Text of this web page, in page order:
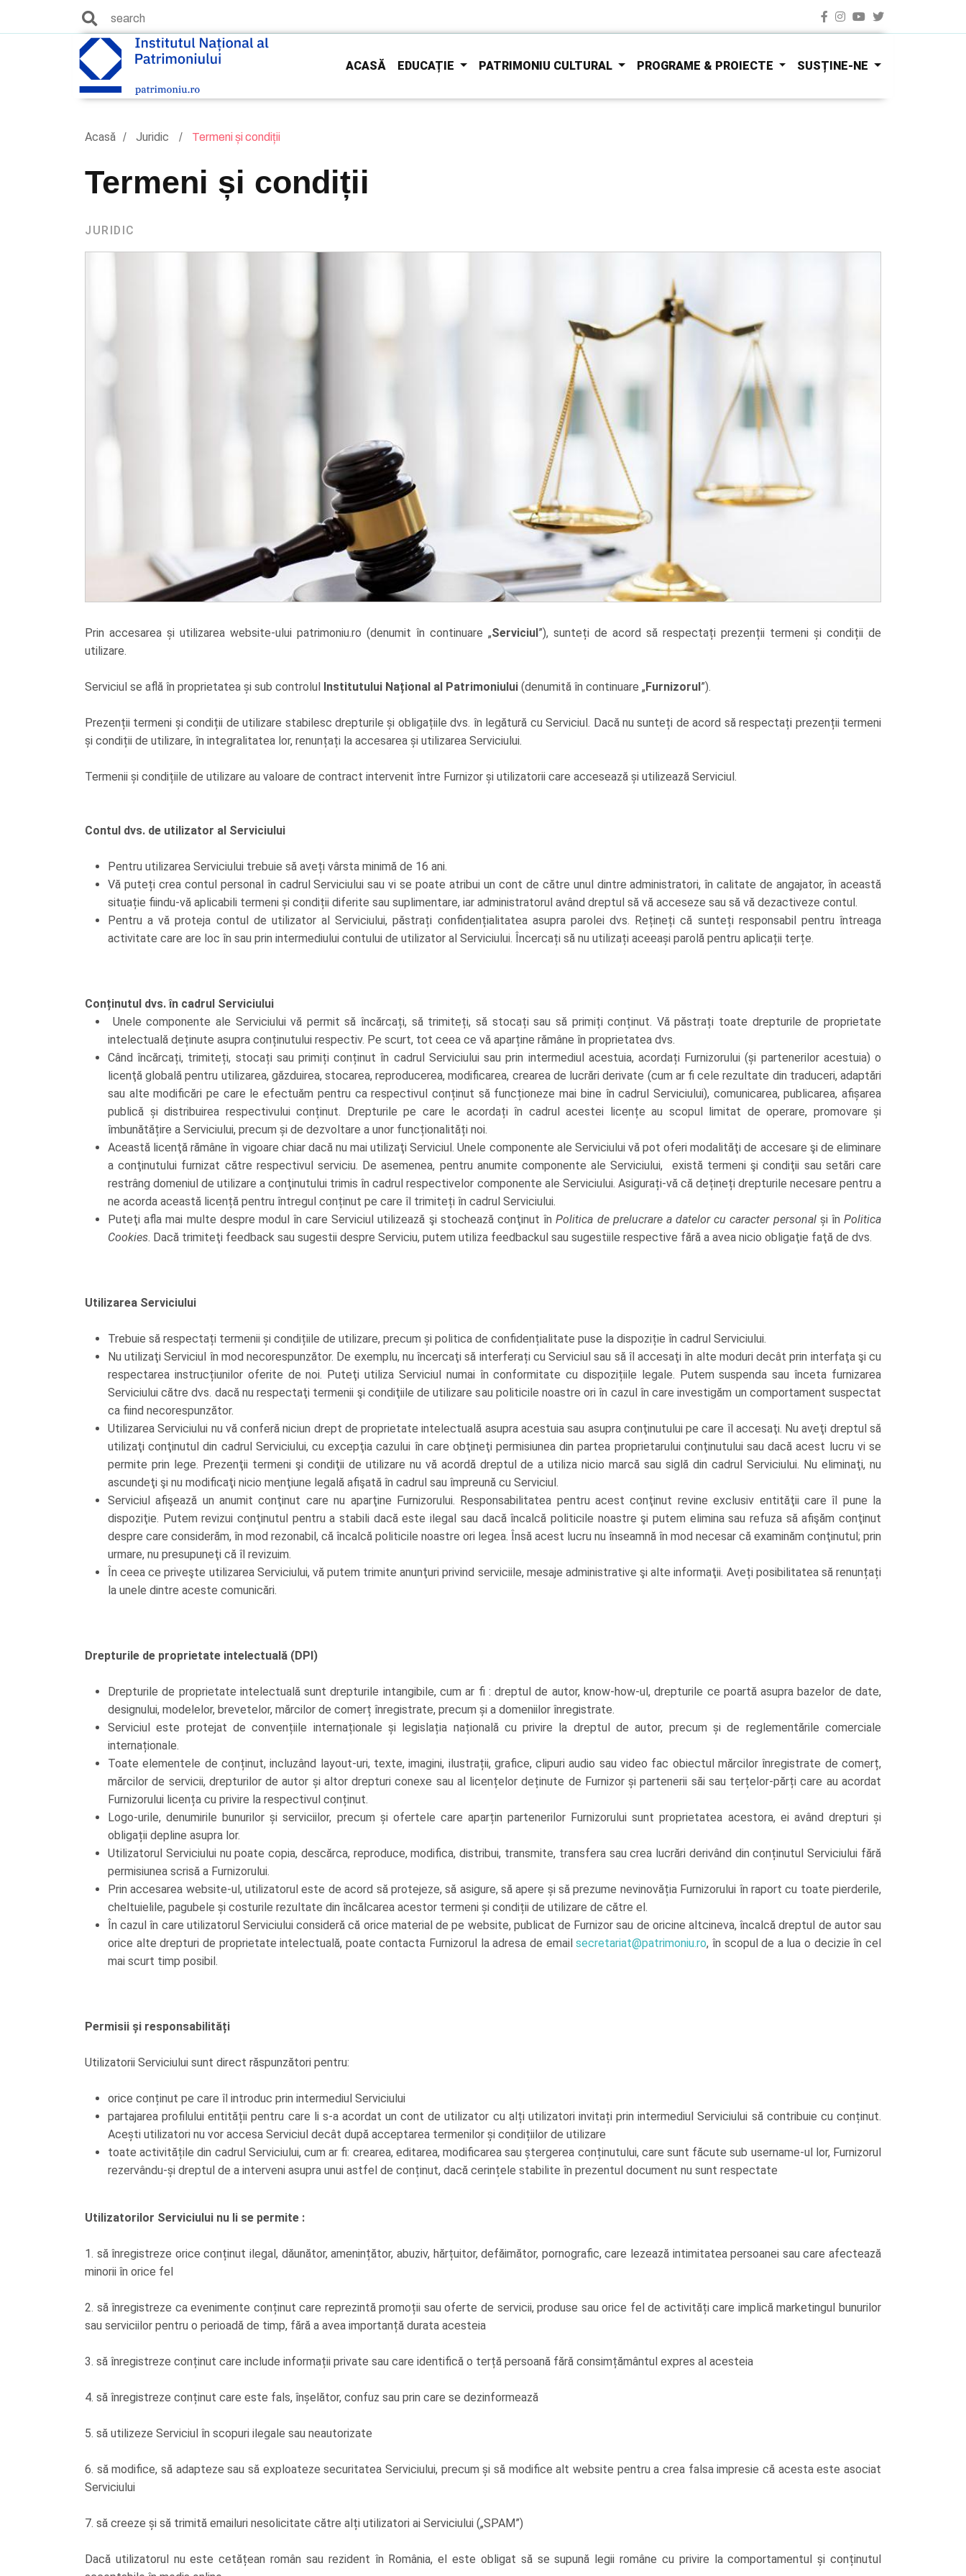
ACASĂ EDUCAȚIE PATRIMONIU CULTURAL PROGRAME & PROIECTE SUSȚINE-NE
Acasă Juridic Termeni și condiții
Termeni și condiții
JURIDIC
Prin accesarea și utilizarea website-ului patrimoniu.ro (denumit în continuare „Serviciul”), sunteți de acord să respectați prezenții termeni și condiții de
utilizare.
Serviciul se află în proprietatea și sub controlul Institutului Național al Patrimoniului (denumită în continuare „Furnizorul”).
Prezenții termeni și condiții de utilizare stabilesc drepturile și obligațiile dvs. în legătură cu Serviciul. Dacă nu sunteți de acord să respectați prezenții termeni
și condiții de utilizare, în integralitatea lor, renunțați la accesarea și utilizarea Serviciului.
Termenii și condițiile de utilizare au valoare de contract intervenit între Furnizor și utilizatorii care accesează și utilizează Serviciul.
Contul dvs. de utilizator al Serviciului
Pentru utilizarea Serviciului trebuie să aveți vârsta minimă de 16 ani.
Vă puteți crea contul personal în cadrul Serviciului sau vi se poate atribui un cont de către unul dintre administratori, în calitate de angajator, în această
situație fiindu-vă aplicabili termeni și condiții diferite sau suplimentare, iar administratorul având dreptul să vă acceseze sau să vă dezactiveze contul.
Pentru a vă proteja contul de utilizator al Serviciului, păstrați confidențialitatea asupra parolei dvs. Rețineți că sunteți responsabil pentru întreaga
activitate care are loc în sau prin intermediului contului de utilizator al Serviciului. Încercați să nu utilizați aceeași parolă pentru aplicații terțe.
Conținutul dvs. în cadrul Serviciului
Unele componente ale Serviciului vă permit să încărcați, să trimiteți, să stocați sau să primiți conținut. Vă păstrați toate drepturile de proprietate
intelectuală deținute asupra conținutului respectiv. Pe scurt, tot ceea ce vă aparține rămâne în proprietatea dvs.
Când încărcați, trimiteți, stocați sau primiți conținut în cadrul Serviciului sau prin intermediul acestuia, acordați Furnizorului (și partenerilor acestuia) o
licenţă globală pentru utilizarea, găzduirea, stocarea, reproducerea, modificarea, crearea de lucrări derivate (cum ar fi cele rezultate din traduceri, adaptări
sau alte modificări pe care le efectuăm pentru ca respectivul conținut să funcționeze mai bine în cadrul Serviciului), comunicarea, publicarea, afișarea
publică și distribuirea respectivului conținut. Drepturile pe care le acordați în cadrul acestei licențe au scopul limitat de operare, promovare și
îmbunătățire a Serviciului, precum și de dezvoltare a unor funcționalități noi.
Această licenţă rămâne în vigoare chiar dacă nu mai utilizaţi Serviciul. Unele componente ale Serviciului vă pot oferi modalităţi de accesare şi de eliminare
a conţinutului furnizat către respectivul serviciu. De asemenea, pentru anumite componente ale Serviciului, există termeni şi condiţii sau setări care
restrâng domeniul de utilizare a conţinutului trimis în cadrul respectivelor componente ale Serviciului. Asigurați-vă că dețineți drepturile necesare pentru a
ne acorda această licență pentru întregul conținut pe care îl trimiteți în cadrul Serviciului.
Puteţi afla mai multe despre modul în care Serviciul utilizează şi stochează conţinut înPolitica de prelucrare a datelor cu caracter personalși în Politica
Cookies. Dacă trimiteţi feedback sau sugestii despre Serviciu, putem utiliza feedbackul sau sugestiile respective fără a avea nicio obligaţie faţă de dvs.
Utilizarea Serviciului
Trebuie să respectați termenii și condițiile de utilizare, precum și politica de confidențialitate puse la dispoziție în cadrul Serviciului.
Nu utilizaţi Serviciul în mod necorespunzător. De exemplu, nu încercaţi să interferați cu Serviciul sau să îl accesaţi în alte moduri decât prin interfaţa şi cu
respectarea instrucțiunilor oferite de noi. Puteţi utiliza Serviciul numai în conformitate cu dispozițiile legale. Putem suspenda sau înceta furnizarea
Serviciului către dvs. dacă nu respectaţi termenii şi condiţiile de utilizare sau politicile noastre ori în cazul în care investigăm un comportament suspectat
ca fiind necorespunzător.
Utilizarea Serviciului nu vă conferă niciun drept de proprietate intelectuală asupra acestuia sau asupra conţinutului pe care îl accesaţi. Nu aveţi dreptul să
utilizaţi conţinutul din cadrul Serviciului, cu excepţia cazului în care obţineţi permisiunea din partea proprietarului conţinutului sau dacă acest lucru vi se
permite prin lege. Prezenţii termeni şi condiţii de utilizare nu vă acordă dreptul de a utiliza nicio marcă sau siglă din cadrul Serviciului. Nu eliminaţi, nu
ascundeţi şi nu modificaţi nicio menţiune legală afişată în cadrul sau împreună cu Serviciul.
Serviciul afişează un anumit conţinut care nu aparţine Furnizorului. Responsabilitatea pentru acest conţinut revine exclusiv entităţii care îl pune la
dispoziţie. Putem revizui conţinutul pentru a stabili dacă este ilegal sau dacă încalcă politicile noastre şi putem elimina sau refuza să afişăm conţinut
despre care considerăm, în mod rezonabil, că încalcă politicile noastre ori legea. Însă acest lucru nu înseamnă în mod necesar că examinăm conţinutul; prin
urmare, nu presupuneţi că îl revizuim.
În ceea ce priveşte utilizarea Serviciului, vă putem trimite anunţuri privind serviciile, mesaje administrative şi alte informaţii. Aveți posibilitatea să renunțați
la unele dintre aceste comunicări.
Drepturile de proprietate intelectuală (DPI)
Drepturile de proprietate intelectuală sunt drepturile intangibile, cum ar fi : dreptul de autor, know-how-ul, drepturile ce poartă asupra bazelor de date,
designului, modelelor, brevetelor, mărcilor de comerț înregistrate, precum și a domeniilor înregistrate.
Serviciul este protejat de convențiile internaționale și legislația națională cu privire la dreptul de autor, precum și de reglementările comerciale
internaționale.
Toate elementele de conținut, incluzând layout-uri, texte, imagini, ilustrații, grafice, clipuri audio sau video fac obiectul mărcilor înregistrate de comerț,
mărcilor de servicii, drepturilor de autor și altor drepturi conexe sau al licențelor deținute de Furnizor și partenerii săi sau terțelor-părți care au acordat
Furnizorului licența cu privire la respectivul conținut.
Logo-urile, denumirile bunurilor și serviciilor, precum și ofertele care aparțin partenerilor Furnizorului sunt proprietatea acestora, ei având drepturi și
obligații depline asupra lor.
Utilizatorul Serviciului nu poate copia, descărca, reproduce, modifica, distribui, transmite, transfera sau crea lucrări derivând din conținutul Serviciului fără
permisiunea scrisă a Furnizorului.
Prin accesarea website-ul, utilizatorul este de acord să protejeze, să asigure, să apere și să prezume nevinovăția Furnizorului în raport cu toate pierderile,
cheltuielile, pagubele și costurile rezultate din încălcarea acestor termeni și condiții de utilizare de către el.
În cazul în care utilizatorul Serviciului consideră că orice material de pe website, publicat de Furnizor sau de oricine altcineva, încalcă dreptul de autor sau
orice alte drepturi de proprietate intelectuală, poate contacta Furnizorul la adresa de emailsecretariat@patrimoniu.ro, în scopul de a lua o decizie în cel
mai scurt timp posibil.
Permisii și responsabilități
Utilizatorii Serviciului sunt direct răspunzători pentru:
orice conținut pe care îl introduc prin intermediul Serviciului
partajarea profilului entității pentru care li s-a acordat un cont de utilizator cu alți utilizatori invitați prin intermediul Serviciului să contribuie cu conținut.
Acești utilizatori nu vor accesa Serviciul decât după acceptarea termenilor și condițiilor de utilizare
toate activitățile din cadrul Serviciului, cum ar fi: crearea, editarea, modificarea sau ștergerea conținutului, care sunt făcute sub username-ul lor, Furnizorul
rezervându-și dreptul de a interveni asupra unui astfel de conținut, dacă cerințele stabilite în prezentul document nu sunt respectate
Utilizatorilor Serviciului nu li se permite :
1. să înregistreze orice conținut ilegal, dăunător, amenințător, abuziv, hărțuitor, defăimător, pornografic, care lezează intimitatea persoanei sau care afectează
minorii în orice fel
2. să înregistreze ca evenimente conținut care reprezintă promoții sau oferte de servicii, produse sau orice fel de activități care implică marketingul bunurilor
sau serviciilor pentru o perioadă de timp, fără a avea importanță durata acesteia
3. să înregistreze conținut care include informații private sau care identifică o terță persoană fără consimțământul expres al acesteia
4. să înregistreze conținut care este fals, înșelător, confuz sau prin care se dezinformează
5. să utilizeze Serviciul în scopuri ilegale sau neautorizate
6. să modifice, să adapteze sau să exploateze securitatea Serviciului, precum și să modifice alt website pentru a crea falsa impresie că acesta este asociat
Serviciului
7. să creeze și să trimită emailuri nesolicitate către alți utilizatori ai Serviciului („SPAM”)
Dacă utilizatorul nu este cetățean român sau rezident în România, el este obligat să se supună legii române cu privire la comportamentul și conținutul